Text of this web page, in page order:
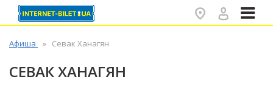
Афиша Севак Ханагян
СЕВАК ХАНАГЯН